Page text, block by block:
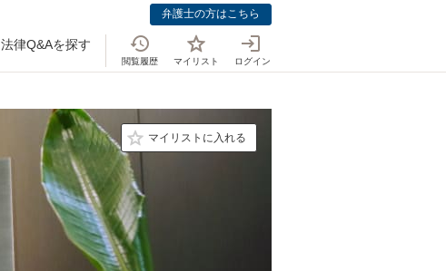
弁護士の方はこちら
法律Q&Aを探す
閲覧履歴 マイリスト ログイン
マイリストに入れる